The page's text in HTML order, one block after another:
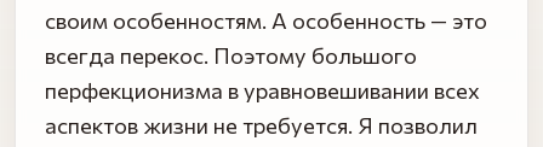
своим особенностям. А особенность — это
всегда перекос. Поэтому большого
перфекционизма в уравновешивании всех
аспектов жизни не требуется. Я позволил